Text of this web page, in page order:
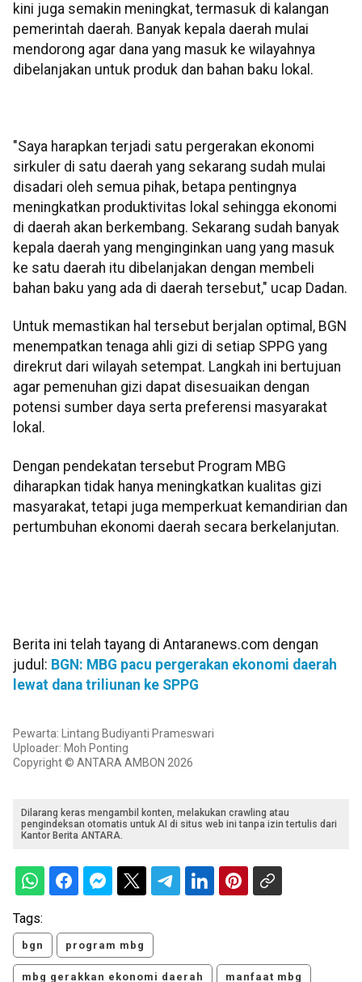
kini juga semakin meningkat, termasuk di kalangan
pemerintah daerah. Banyak kepala daerah mulai
mendorong agar dana yang masuk ke wilayahnya
dibelanjakan untuk produk dan bahan baku lokal.
"Saya harapkan terjadi satu pergerakan ekonomi
sirkuler di satu daerah yang sekarang sudah mulai
disadari oleh semua pihak, betapa pentingnya
meningkatkan produktivitas lokal sehingga ekonomi
di daerah akan berkembang. Sekarang sudah banyak
kepala daerah yang menginginkan uang yang masuk
ke satu daerah itu dibelanjakan dengan membeli
bahan baku yang ada di daerah tersebut," ucap Dadan.
Untuk memastikan hal tersebut berjalan optimal, BGN
menempatkan tenaga ahli gizi di setiap SPPG yang
direkrut dari wilayah setempat. Langkah ini bertujuan
agar pemenuhan gizi dapat disesuaikan dengan
potensi sumber daya serta preferensi masyarakat
lokal.
Dengan pendekatan tersebut Program MBG
diharapkan tidak hanya meningkatkan kualitas gizi
masyarakat, tetapi juga memperkuat kemandirian dan
pertumbuhan ekonomi daerah secara berkelanjutan.
Berita ini telah tayang di Antaranews.com dengan
judul: BGN: MBG pacu pergerakan ekonomi daerah
lewat dana triliunan ke SPPG
Pewarta: Lintang Budiyanti Prameswari
Uploader: Moh Ponting
Copyright © ANTARA AMBON 2026
Dilarang keras mengambil konten, melakukan crawling atau
pengindeksan otomatis untuk AI di situs web ini tanpa izin tertulis dari
Kantor Berita ANTARA.
Tags:
bgn program mbg
mbg gerakkan ekonomi daerah manfaat mbg